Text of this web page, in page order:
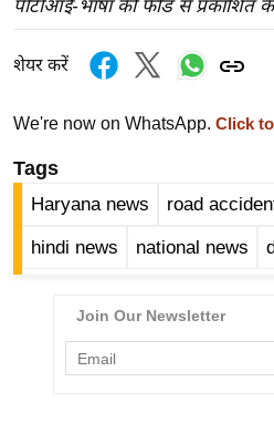
त्य
ग
ऑ
टो
व
न्यू
पीटीआई-भाषा की फीड से प्रकाशित
शेयर करें
We're now on WhatsApp. Click
Tags
Haryana news road
hindi news national news